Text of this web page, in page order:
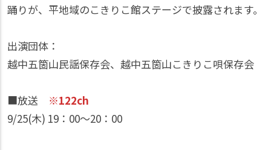
踊りが、平地域のこきりこ館ステージで披露されます。
出演団体：
越中五箇山民謡保存会、越中五箇山こきりこ唄保存会
■放送 ※122ch
9/25(木) 19：00〜20：00